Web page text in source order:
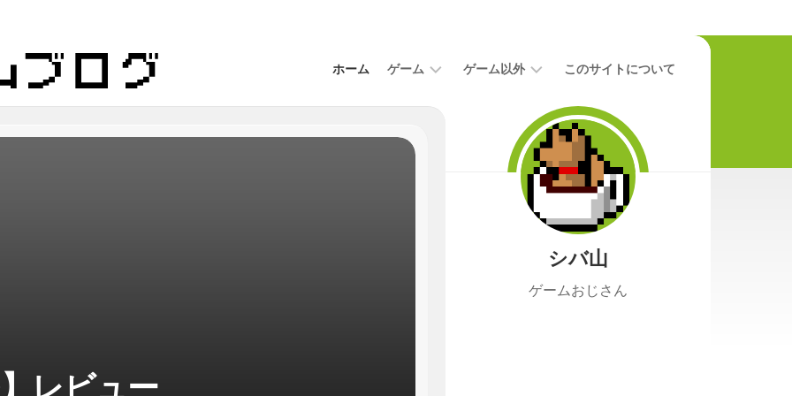
ホーム ゲーム
ビ
ゲーム以外 このサイトについて
】レビュー
シバ山
ゲームおじさん